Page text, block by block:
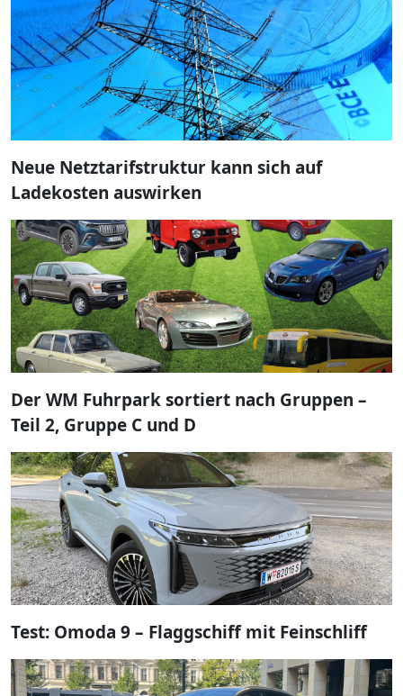
Neue Netztarifstruktur kann sich auf
Ladekosten auswirken
Der WM Fuhrpark sortiert nach Gruppen –
Teil 2, Gruppe C und D
Test: Omoda 9 – Flaggschiff mit Feinschliff